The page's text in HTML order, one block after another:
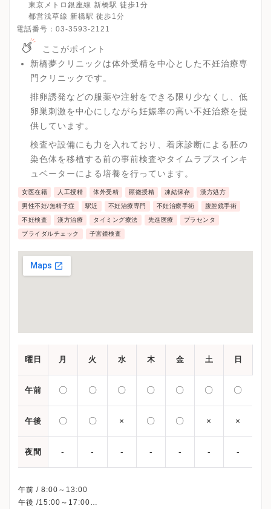
東京メトロ銀座線 新橋駅 徒歩1分
都営浅草線 新橋駅 徒歩1分
電話番号： 03-3593-2121
ここがポイント
新橋夢クリニックは体外受精を中心とした不妊治療専
門クリニックです。
排卵誘発などの服薬や注射をできる限り少なくし、低
卵巣刺激を中心にしながら妊娠率の高い不妊治療を提
供しています。
検査や設備にも力を入れており、着床診断による胚の
染色体を移植する前の事前検査やタイムラプスインキ
ュベーターによる培養を行っています。
女医在籍 人工授精 体外受精 顕微授精 凍結保存 漢方処方
男性不妊/無精子症 駅近 不妊治療専門 不妊治療手術 腹腔鏡手術
不妊検査 漢方治療 タイミング療法 先進医療 プラセンタ
ブライダルチェック 子宮鏡検査
曜日 月 火 水 木 金 土 日
午前 〇 〇 〇 〇 〇 〇 〇
午後 〇 〇 × 〇 〇 × ×
夜間 - - - - - - -
午前 / 8:00～13:00
午後 /15:00～17:00